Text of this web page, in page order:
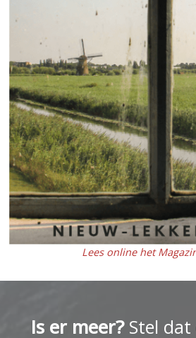
Lees online het
Is er meer?Stel dat